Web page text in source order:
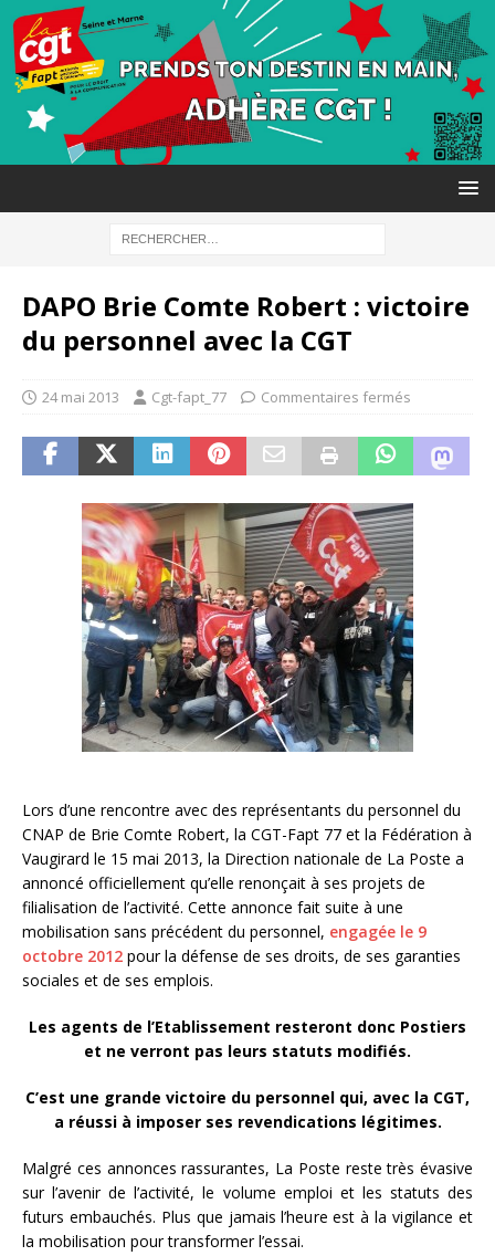
DAPO Brie Comte Robert : victoire
du personnel avec la CGT
24 mai 2013 Cgt-fapt_77 Commentaires fermés
Lors d’une rencontre avec des représentants du personnel du
CNAP de Brie Comte Robert, la CGT-Fapt 77 et la Fédération à
Vaugirard le 15 mai 2013, la Direction nationale de La Poste a
annoncé officiellement qu’elle renonçait à ses projets de
filialisation de l’activité. Cette annonce fait suite à une
mobilisation sans précédent du personnel, engagée le 9
octobre 2012 pour la défense de ses droits, de ses garanties
sociales et de ses emplois.
Les agents de l’Etablissement resteront donc Postiers
et ne verront pas leurs statuts modifiés.
C’est une grande victoire du personnel qui, avec la CGT,
a réussi à imposer ses revendications légitimes.
Malgré ces annonces rassurantes, La Poste reste très évasive
sur l’avenir de l’activité, le volume emploi et les statuts des
futurs embauchés. Plus que jamais l’heure est à la vigilance et
la mobilisation pour transformer l’essai.